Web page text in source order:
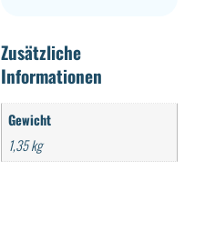
Zusätzliche
Informationen
Gewicht
1,35 kg